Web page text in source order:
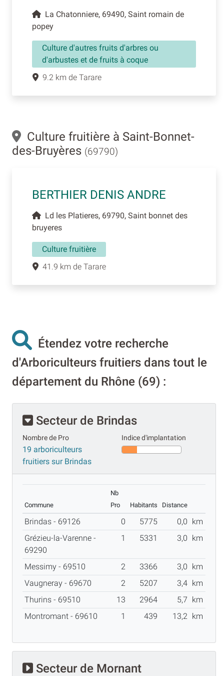
La Chatonniere, 69490, Saint romain de
popey
Culture d'autres fruits d'arbres ou
d'arbustes et de fruits à coque
9.2 km de Tarare
Culture fruitière à Saint-Bonnet-
des-Bruyères (69790)
BERTHIER DENIS ANDRE
Ld les Platieres, 69790, Saint bonnet des
bruyeres
Culture fruitière
41.9 km de Tarare
Étendez votre recherche
d'Arboriculteurs fruitiers dans tout le
département du Rhône (69) :
Secteur de Brindas
Nombre de Pro
19 arboriculteurs
fruitiers sur Brindas
Indice d'implantation
Commune
Nb
Pro
Habitants Distance
Brindas - 69126 0 5775 0,0 km
Grézieu-la-Varenne -
69290
1 5331 3,0 km
Messimy - 69510 2 3366 3,0 km
Vaugneray - 69670
2 5207 3,4 km
Thurins - 69510
13 2964 5,7 km
Montromant - 69610
1 439 13,2 km
Secteur de Mornant